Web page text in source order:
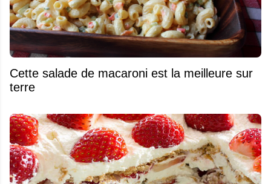
Cette salade de macaroni est la meilleure sur
terre